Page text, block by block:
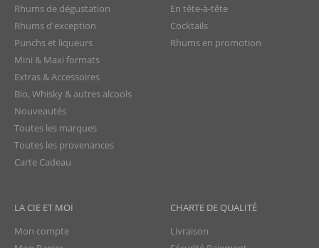
Rhums de dégustation
Rhums d'exception
Punchs et liqueurs
Mini & Maxi formats
Extras & Accessoires
Bio, Whisky & autres alcools
Nouveautés
Toutes les marques
Toutes les provenances
Carte Cadeau
En tête-à-tête
Cocktails
Rhums en promotion
LA CIE ET MOI
Mon compte
CHARTE DE QUALITÉ
Livraison